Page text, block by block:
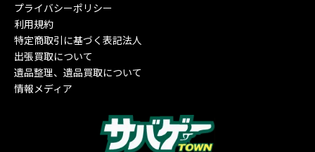
プライバシーポリシー
利用規約
特定商取引に基づく表記法人
出張買取について
遺品整理、遺品買取について
情報メディア